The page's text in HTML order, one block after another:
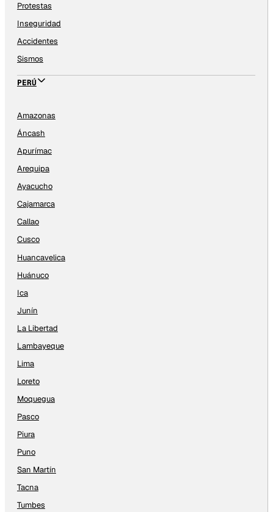
Protestas
Inseguridad
Accidentes
Sismos
PERÚ
Amazonas
Áncash
Apurímac
Arequipa
Ayacucho
Cajamarca
Callao
Cusco
Huancavelica
Huánuco
Ica
Junín
La Libertad
Lambayeque
Lima
Loreto
Moquegua
Pasco
Piura
Puno
San Martín
Tacna
Tumbes